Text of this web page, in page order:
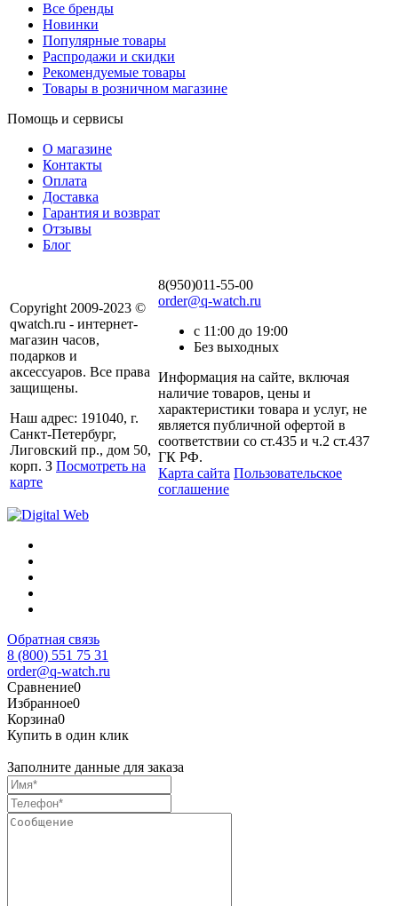
Все бренды
Новинки
Популярные товары
Распродажи и скидки
Рекомендуемые товары
Товары в розничном магазине
Помощь и сервисы
О магазине
Контакты
Оплата
Доставка
Гарантия и возврат
Отзывы
Блог
Copyright 2009-2023 ©
qwatch.ru - интернет-
магазин часов,
подарков и
аксессуаров. Все права
защищены.
Наш адрес: 191040, г.
Санкт-Петербург,
Лиговский пр., дом 50,
корп. З Посмотреть на
карте
8(950)011-55-00
order@q-watch.ru
с 11:00 до 19:00
Без выходных
Информация на сайте, включая
наличие товаров, цены и
характеристики товара и услуг, не
является публичной офертой в
соответствии со ст.435 и ч.2 ст.437
ГК РФ.
Карта сайта Пользовательское
соглашение
Обратная связь
8 (800) 551 75 31
order@q-watch.ru
Сравнение0
Избранное0
Корзина0
Купить в один клик
Заполните данные для заказа